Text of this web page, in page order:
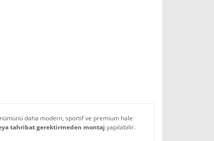
daha modern, sportif ve premium hale
tahribat gerektirmeden montaj yapılabilir.